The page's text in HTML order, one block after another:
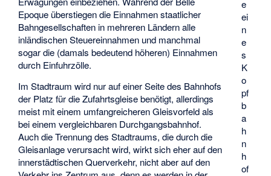
e
ei
n
e
s
K
o
pf
b
a
h
n
h
of
Epoque überstiegen die Einnahmen staatlicher
Bahngesellschaften in mehreren Ländern alle
inländischen Steuereinnahmen und manchmal
sogar die (damals bedeutend höheren) Einnahmen
durch Einfuhrzölle.
Im Stadtraum wird nur auf einer Seite des Bahnhofs
der Platz für die Zufahrtsgleise benötigt, allerdings
meist mit einem umfangreicheren Gleisvorfeld als
bei einem vergleichbaren Durchgangsbahnhof.
Auch die Trennung des Stadtraums, die durch die
Gleisanlage verursacht wird, wirkt sich eher auf den
innerstädtischen Querverkehr, nicht aber auf den